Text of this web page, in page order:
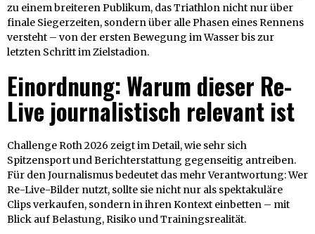
zu einem breiteren Publikum, das Triathlon nicht nur über
finale Siegerzeiten, sondern über alle Phasen eines Rennens
versteht – von der ersten Bewegung im Wasser bis zur
letzten Schritt im Zielstadion.
Einordnung: Warum dieser Re-
Live journalistisch relevant ist
Challenge Roth 2026 zeigt im Detail, wie sehr sich
Spitzensport und Berichterstattung gegenseitig antreiben.
Für den Journalismus bedeutet das mehr Verantwortung: Wer
Re-Live-Bilder nutzt, sollte sie nicht nur als spektakuläre
Clips verkaufen, sondern in ihren Kontext einbetten – mit
Blick auf Belastung, Risiko und Trainingsrealität.